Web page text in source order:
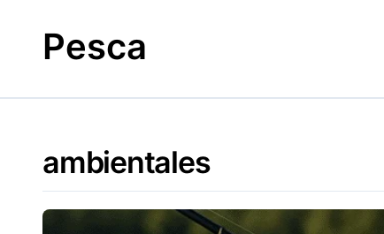
contentPesca
ambientales